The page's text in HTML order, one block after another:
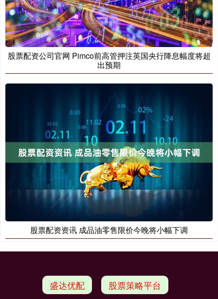
股票配资公司官网 Pimco前高管押注英国央行降息幅度将超
出预期
股票配资资讯 成品油零售限价今晚将小幅下调
盛达优配 股票策略平台